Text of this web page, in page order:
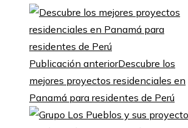
Publicación anteriorDescubre los
mejores proyectos residenciales en
Panamá para residentes de Perú